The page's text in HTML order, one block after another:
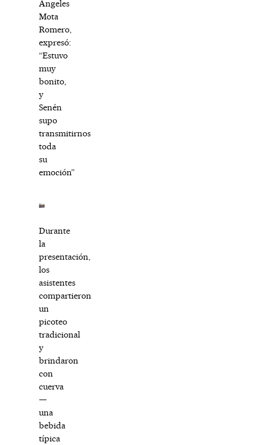
Ángeles
Mota
Romero,
expresó:
“Estuvo
muy
bonito,
y
Senén
supo
transmitirnos
toda
su
emoción”
Durante
la
presentación,
los
asistentes
compartieron
un
picoteo
tradicional
y
brindaron
con
cuerva
—
una
bebida
típica